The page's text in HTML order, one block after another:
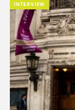
INTERVIEW